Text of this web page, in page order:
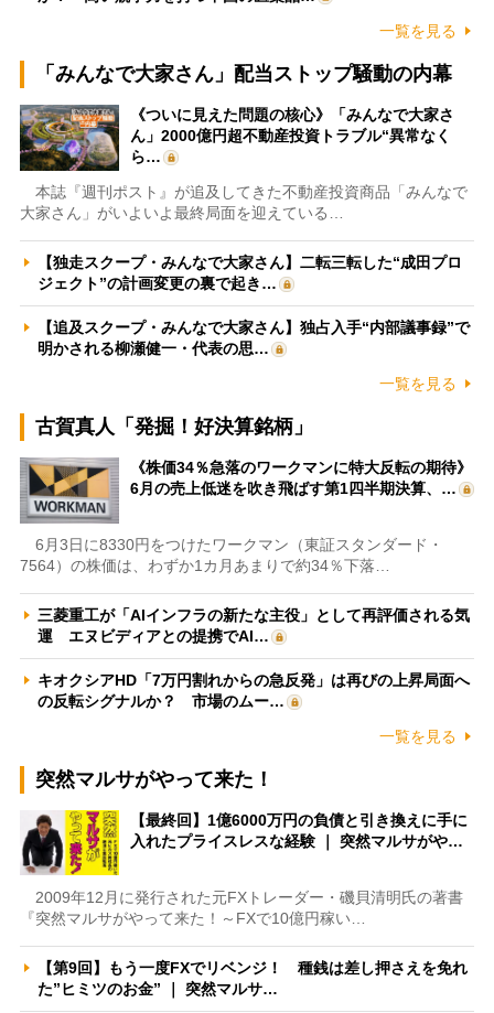
一覧を見る
「みんなで大家さん」配当ストップ騒動の内幕
《ついに見えた問題の核心》「みんなで大家さ
ん」2000億円超不動産投資トラブル“異常なく
ら…
本誌『週刊ポスト』が追及してきた不動産投資商品「みんなで
大家さん」がいよいよ最終局面を迎えている…
【独走スクープ・みんなで大家さん】二転三転した“成田プロ
ジェクト”の計画変更の裏で起き…
【追及スクープ・みんなで大家さん】独占入手“内部議事録”で
明かされる柳瀬健一・代表の思…
一覧を見る
古賀真人「発掘！好決算銘柄」
《株価34％急落のワークマンに特大反転の期待》
6月の売上低迷を吹き飛ばす第1四半期決算、…
6月3日に8330円をつけたワークマン（東証スタンダード・
7564）の株価は、わずか1カ月あまりで約34％下落…
三菱重工が「AIインフラの新たな主役」として再評価される気
運 エヌビディアとの提携でAI…
キオクシアHD「7万円割れからの急反発」は再びの上昇局面へ
の反転シグナルか？ 市場のムー…
一覧を見る
突然マルサがやって来た！
【最終回】1億6000万円の負債と引き換えに手に
入れたプライスレスな経験 ｜ 突然マルサがや…
2009年12月に発行された元FXトレーダー・磯貝清明氏の著書
『突然マルサがやって来た！～FXで10億円稼い…
【第9回】もう一度FXでリベンジ！ 種銭は差し押さえを免れ
た”ヒミツのお金” ｜ 突然マルサ…